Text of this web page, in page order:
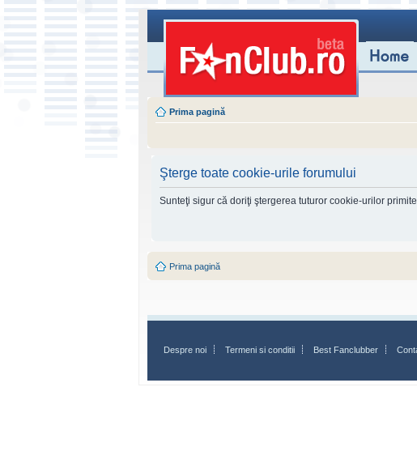
Prima pagină
Şterge toate cookie-urile forumului
Sunteţi sigur că doriţi ştergerea tuturor cookie-urilor
Prima pagină
Despre noi Termeni si conditii Best Fanclubber